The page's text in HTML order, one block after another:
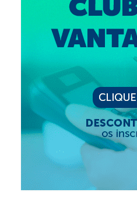
Eleições
Fiscalização
Responsabilidade
Legislações
Decisões
Portarias
Resoluções
Desagravo Público